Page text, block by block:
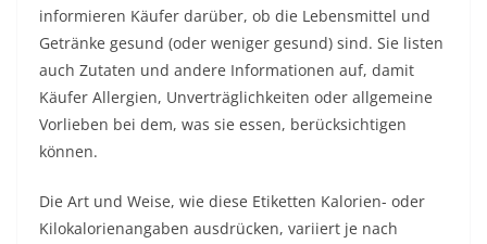
informieren Käufer darüber, ob die Lebensmittel und
Getränke gesund (oder weniger gesund) sind. Sie listen
auch Zutaten und andere Informationen auf, damit
Käufer Allergien, Unverträglichkeiten oder allgemeine
Vorlieben bei dem, was sie essen, berücksichtigen
können.
Die Art und Weise, wie diese Etiketten Kalorien- oder
Kilokalorienangaben ausdrücken, variiert je nach